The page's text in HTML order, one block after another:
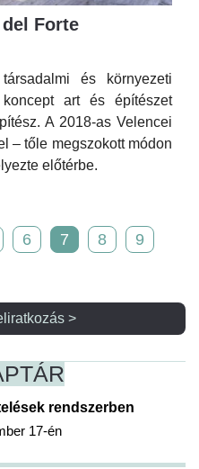
Forte
és környezeti
art és építészet
A 2018-as Velencei
– tőle megszokott módon
előtérbe.
6 7 8
9
>
rendszerben
17-én